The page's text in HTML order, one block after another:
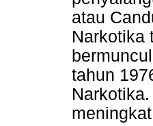
atau
Narkotika
tahun